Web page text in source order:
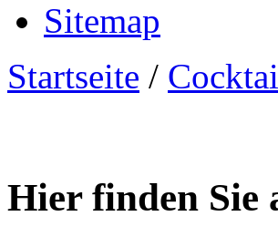
Sitemap
Startseite /
Hier finden Sie